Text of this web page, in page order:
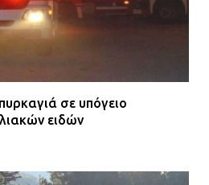
σε υπόγειο
ειδών